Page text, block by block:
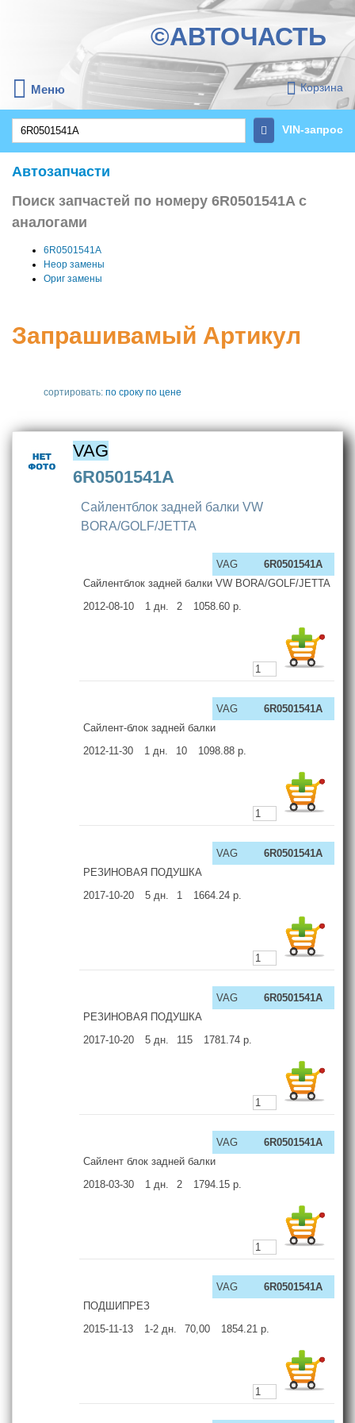
©АВТОЧАСТЬ
Меню Корзина
VIN-запрос
Автозапчасти
Поиск запчастей по номеру 6R0501541A с
аналогами
6R0501541A
Неор замены
Ориг замены
Запрашивамый Артикул
сортировать: по сроку по цене
VAG
6R0501541A
Сайлентблок задней балки VW
BORA/GOLF/JETTA
VAG
6R0501541A
Сайлентблок задней балки VW BORA/GOLF/JETTA
2012-08-10
1 дн. 2 1058.60 р.
VAG
6R0501541A
Сайлент-блок задней балки
2012-11-30
1 дн. 10 1098.88 р.
VAG
6R0501541A
РЕЗИНОВАЯ ПОДУШКА
2017-10-20
5 дн. 1 1664.24 р.
VAG
6R0501541A
РЕЗИНОВАЯ ПОДУШКА
2017-10-20
5 дн. 115 1781.74 р.
VAG
6R0501541A
Сайлент блок задней балки
2018-03-30
1 дн. 2 1794.15 р.
VAG
6R0501541A
ПОДШИПРЕЗ
2015-11-13
1-2 дн. 70,00 1854.21 р.